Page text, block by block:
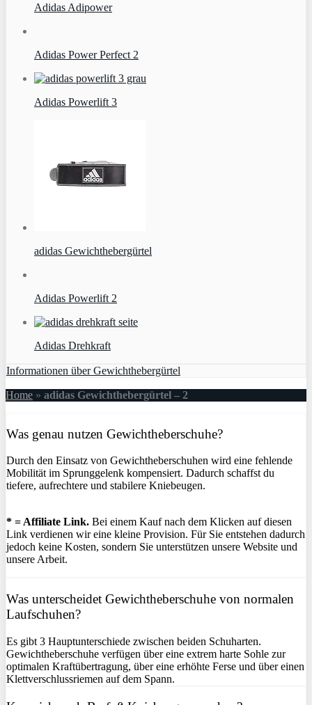
Adidas Adipower
Adidas Power Perfect 2
Adidas Powerlift 3
adidas Gewichthebergürtel
Adidas Powerlift 2
Adidas Drehkraft
Informationen über Gewichthebergürtel
Home » adidas Gewichthebergürtel – 2
Was genau nutzen Gewichtheberschuhe?
Durch den Einsatz von Gewichtheberschuhen wird eine fehlende
Mobilität im Sprunggelenk kompensiert. Dadurch schaffst du
tiefere, aufrechtere und stabilere Kniebeugen.
* = Affiliate Link. Bei einem Kauf nach dem Klicken auf diesen
Link verdienen wir eine kleine Provision. Für Sie entstehen dadurch
jedoch keine Kosten, sondern Sie unterstützen unsere Website und
unsere Arbeit.
Was unterscheidet Gewichtheberschuhe von normalen
Laufschuhen?
Es gibt 3 Hauptunterschiede zwischen beiden Schuharten.
Gewichtheberschuhe verfügen über eine extrem harte Sohle zur
optimalen Kraftübertragung, über eine erhöhte Ferse und über einen
Klettverschlussriemen auf dem Spann.